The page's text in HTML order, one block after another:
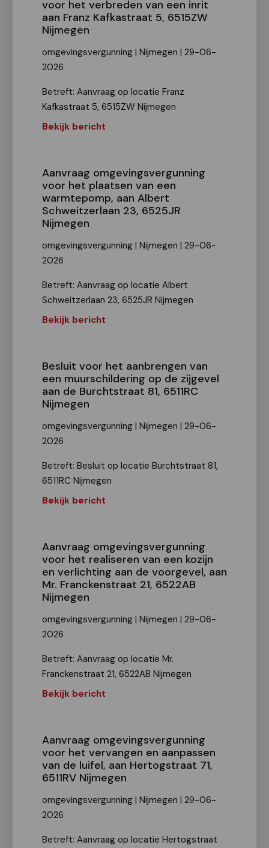
voor het verbreden van een inrit
aan Franz Kafkastraat 5, 6515ZW
Nijmegen
omgevingsvergunning | Nijmegen | 29-06-
2026
Betreft: Aanvraag op locatie Franz
Kafkastraat 5, 6515ZW Nijmegen
Bekijk bericht
Aanvraag omgevingsvergunning
voor het plaatsen van een
warmtepomp, aan Albert
Schweitzerlaan 23, 6525JR
Nijmegen
omgevingsvergunning | Nijmegen | 29-06-
2026
Betreft: Aanvraag op locatie Albert
Schweitzerlaan 23, 6525JR Nijmegen
Bekijk bericht
Besluit voor het aanbrengen van
een muurschildering op de zijgevel
aan de Burchtstraat 81, 6511RC
Nijmegen
omgevingsvergunning | Nijmegen | 29-06-
2026
Betreft: Besluit op locatie Burchtstraat 81,
6511RC Nijmegen
Bekijk bericht
Aanvraag omgevingsvergunning
voor het realiseren van een kozijn
en verlichting aan de voorgevel, aan
Mr. Franckenstraat 21, 6522AB
Nijmegen
omgevingsvergunning | Nijmegen | 29-06-
2026
Betreft: Aanvraag op locatie Mr.
Franckenstraat 21, 6522AB Nijmegen
Bekijk bericht
Aanvraag omgevingsvergunning
voor het vervangen en aanpassen
van de luifel, aan Hertogstraat 71,
6511RV Nijmegen
omgevingsvergunning | Nijmegen | 29-06-
2026
Betreft: Aanvraag op locatie Hertogstraat